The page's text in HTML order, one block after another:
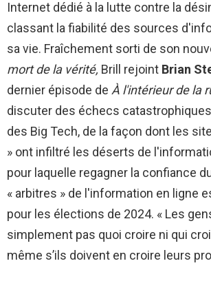
Internet dédié à la lutte contre la
classant la fiabilité des sources
sa vie. Fraîchement sorti de son
mort de la vérité, Brill rejoint Brian
dernier épisode de À l'intérieur de la
discuter des échecs
des Big Tech, de la façon dont les
» ont infiltré les déserts de
pour laquelle regagner la confiance
« arbitres » de l'information en ligne
pour les élections de 2024. « Les
simplement pas quoi croire ni qui
même s’ils doivent en croire leurs